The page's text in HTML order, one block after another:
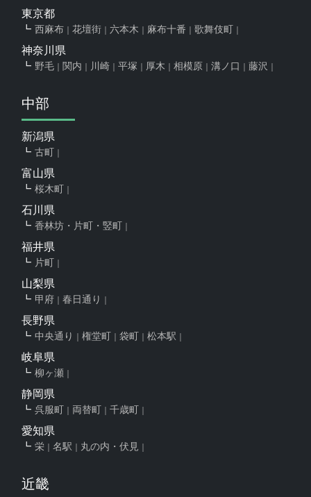
東京都
西麻布 花壇街 六本木 麻布十番 歌舞伎町
神奈川県
野毛 関内 川崎 平塚 厚木 相模原 溝ノ口 藤沢
中部
新潟県
古町
富山県
桜木町
石川県
香林坊・片町・竪町
福井県
片町
山梨県
甲府 春日通り
長野県
中央通り 権堂町 袋町 松本駅
岐阜県
柳ヶ瀬
静岡県
呉服町 両替町 千歳町
愛知県
栄 名駅 丸の内・伏見
近畿